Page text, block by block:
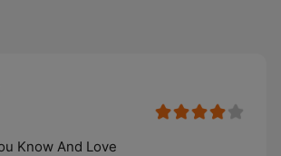
Know And Love